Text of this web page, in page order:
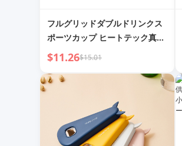
フルグリッドダブルドリンクス
ポーツカップ ヒートテック真空
カップ 316ステンレス鋼 ポータ
$11.26$15.01